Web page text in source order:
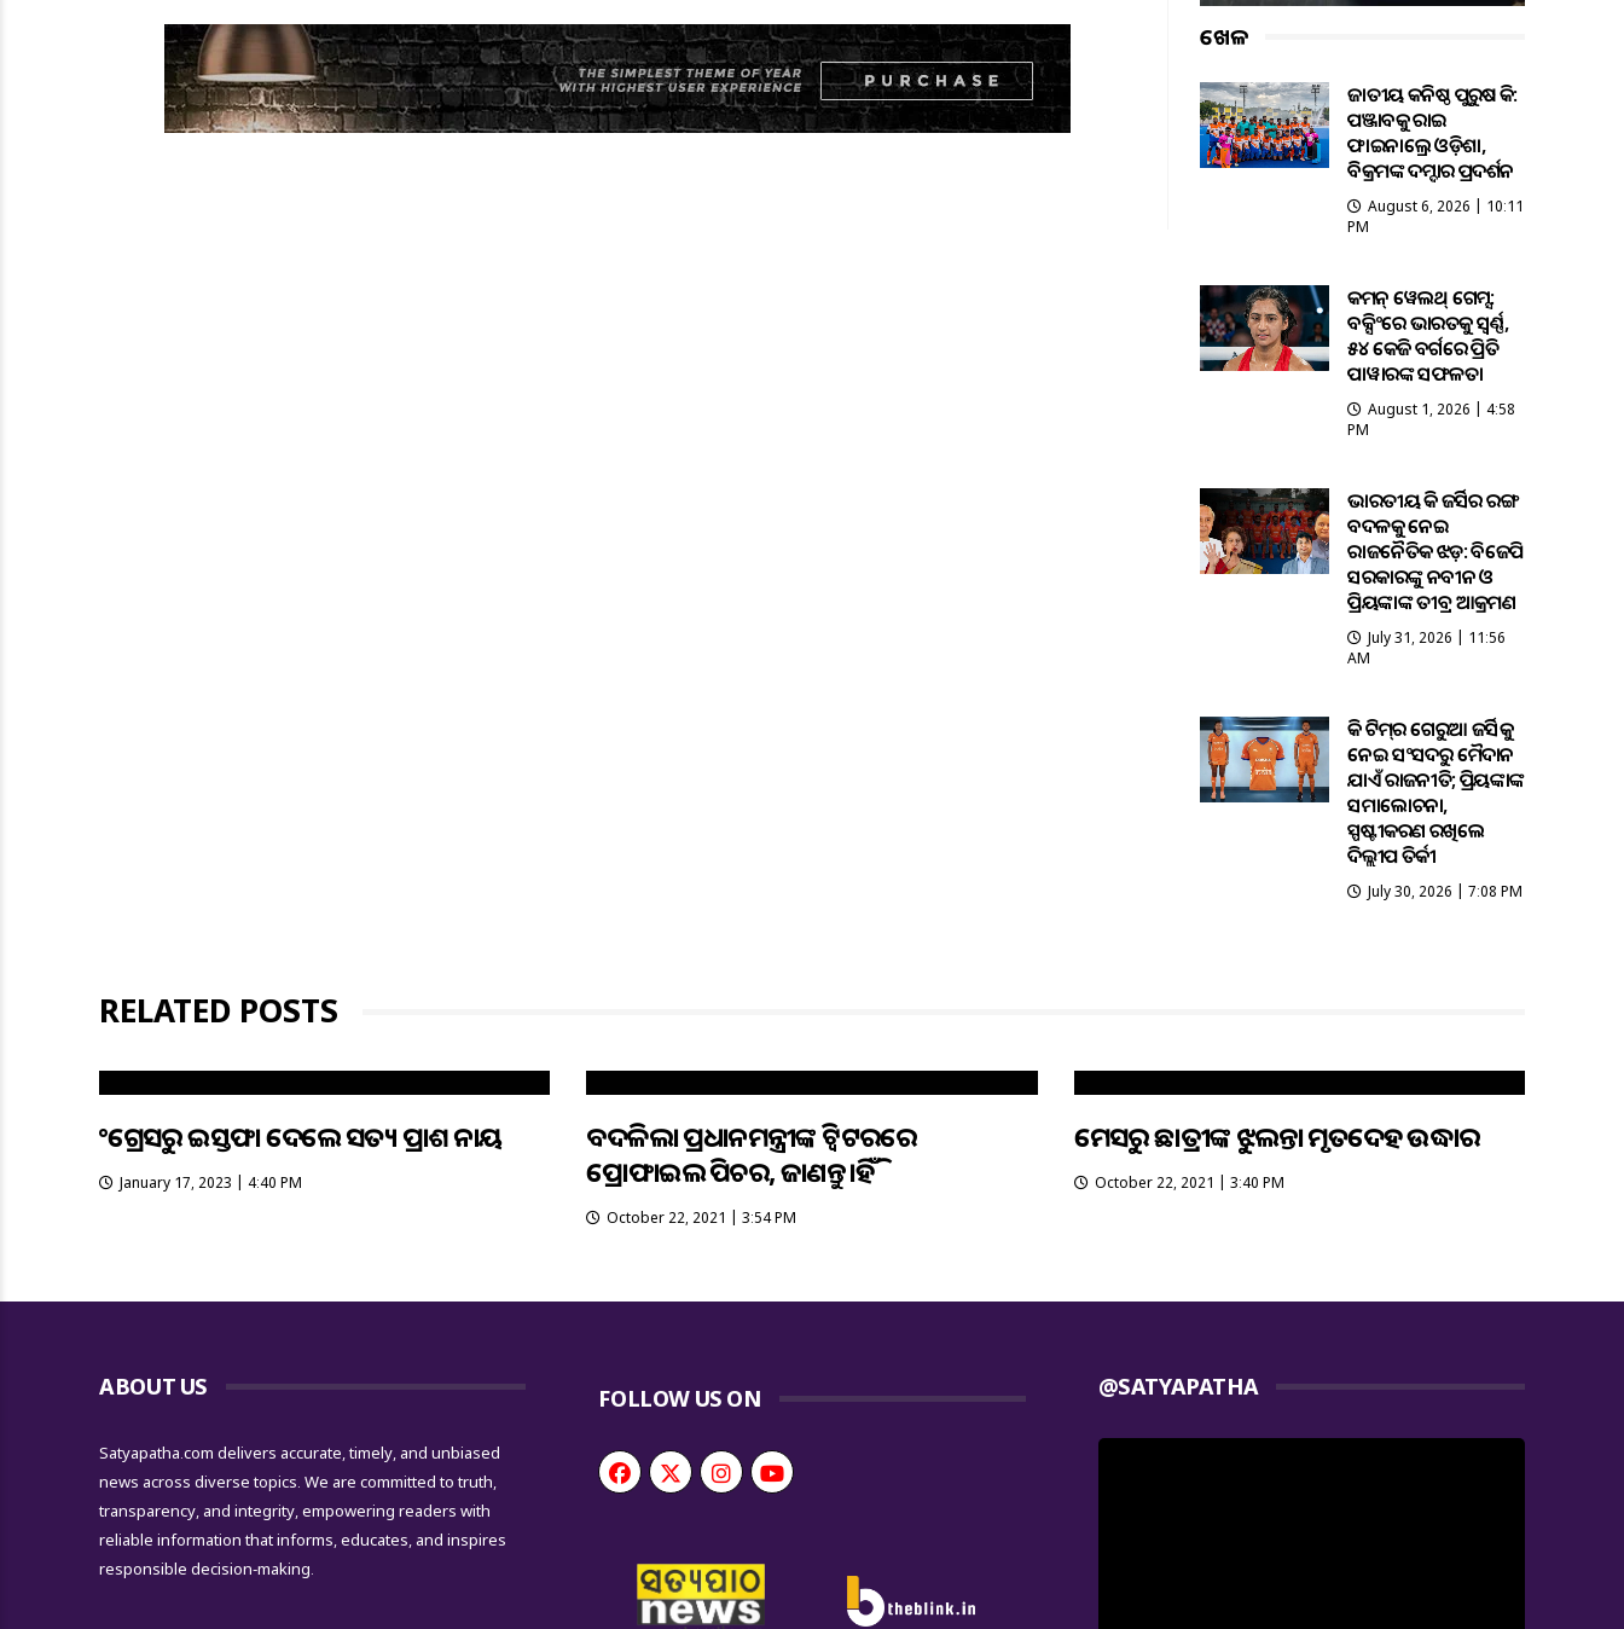
ଖେଳ
ଜାତୀୟ କନିଷ୍ଠ ପୁରୁଷ ହକି:
ପଞ୍ଜାବକୁ ହରାଇ
ଫାଇନାଲ୍ରେ ଓଡ଼ିଶା,
ବିକ୍ରମଙ୍କ ଦମ୍ଦାର ପ୍ରଦର୍ଶନ
August 6, 2026 | 10:11
PM
କମନ୍ ୱେଲଥ୍ ଗେମ୍ସ:
ବକ୍ସିଂରେ ଭାରତକୁ ସ୍ବର୍ଣ୍ଣ,
୫୪ କେଜି ବର୍ଗରେ ପ୍ରିତି
ପାୱାରଙ୍କ ସଫଳତା
August 1, 2026 | 4:58
PM
ଭାରତୀୟ ହକି ଜର୍ସିର ରଙ୍ଗ
ବଦଳକୁ ନେଇ
ରାଜନୈତିକ ଝଡ଼: ବିଜେପି
ସରକାରଙ୍କୁ ନବୀନ ଓ
ପ୍ରିୟଙ୍କାଙ୍କ ତୀବ୍ର ଆକ୍ରମଣ
July 31, 2026 | 11:56
AM
ହକି ଟିମ୍‌ର ଗେରୁଆ ଜର୍ସିକୁ
ନେଇ ସଂସଦରୁ ମୈଦାନ
ଯାଏଁ ରାଜନୀତି; ପ୍ରିୟଙ୍କାଙ୍କ
ସମାଲୋଚନା,
ସ୍ପଷ୍ଟୀକରଣ ରଖିଲେ
ଦିଲ୍ଲୀପ ତିର୍କୀ
July 30, 2026 | 7:08 PM
RELATED POSTS
କଂଗ୍ରେସରୁ ଇସ୍ତଫା ଦେଲେ ସତ୍ୟ ପ୍ରକାଶ ନାୟକ
January 17, 2023 | 4:40 PM
ବଦଳିଲା ପ୍ରଧାନମନ୍ତ୍ରୀଙ୍କ ଟ୍ଵିଟରରେ
ପ୍ରୋଫାଇଲ ପିକଚର, ଜାଣନ୍ତୁ କାହିଁକି
October 22, 2021 | 3:54 PM
ମେସରୁ ଛାତ୍ରୀଙ୍କ ଝୁଲନ୍ତା ମୃତଦେହ ଉଦ୍ଧାର
October 22, 2021 | 3:40 PM
ABOUT US
Satyapatha.com delivers accurate, timely, and unbiased
news across diverse topics. We are committed to truth,
transparency, and integrity, empowering readers with
reliable information that informs, educates, and inspires
responsible decision-making.
FOLLOW US ON @SATYAPATHA